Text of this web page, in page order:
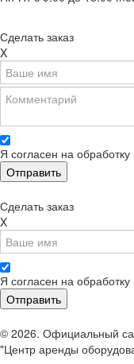
Сделать заказ
X
Я согласен на
Сделать заказ
X
Я согласен на
© 2026. Официальный
"Центр аренды